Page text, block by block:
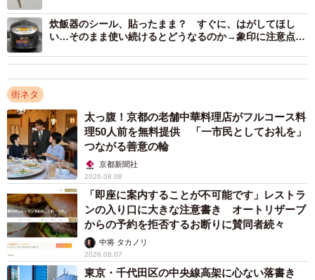
炊飯器のシール、貼ったまま？ すぐに、はがしてほし
い…そのまま使い続けるとどうなるのか→象印に注意点を
街ネタ
太っ腹！京都の老舗中華料理店がフルコース料
理50人前を無料提供 「一市民としてお礼を」
つながる善意の輪
京都新聞社
2026.08.08
「即座に案内することが不可能です」レストラ
ンの入り口に大きな注意書き オートリザーブ
からの予約を拒否するお断りに賛同者続々
中将 タカノリ
2026.08.07
東京・千代田区の中央線高架に心ない落書き